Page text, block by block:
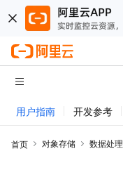
用户指南 开发参考
首页 对象存储 数据处理